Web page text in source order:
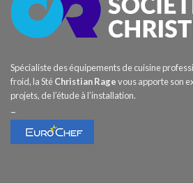
Spécialiste des équipements de cuisine
froid, la StéChristian Ragevous apporte son
projets, de l’étude à l’installation.
–